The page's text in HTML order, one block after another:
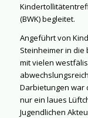
(BWK) begleitet.
Angeführt von
Steinheimer in die
mit vielen
Darbietungen war
nur ein laues
Jugendlichen